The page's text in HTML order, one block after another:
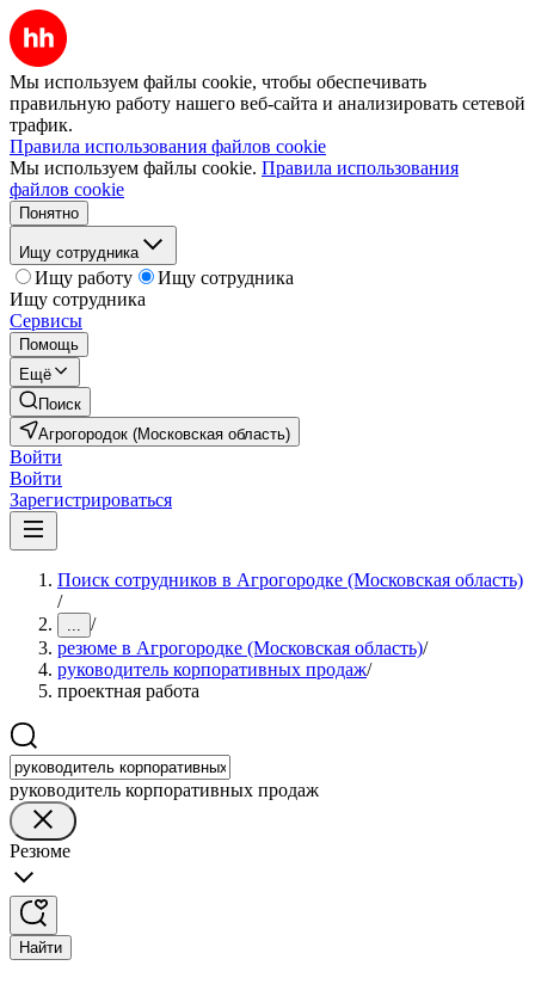
Мы используем файлы cookie, чтобы обеспечивать
правильную работу нашего веб-сайта и анализировать сетевой
трафик.
Правила использования файлов cookie
Мы используем файлы cookie. Правила использования
файлов cookie
Понятно
Ищу сотрудника
Ищу работу
Ищу сотрудника
Ищу сотрудника
Сервисы
Помощь
Ещё
Поиск
Агрогородок (Московская область)
Войти
Войти
Зарегистрироваться
Поиск сотрудников в Агрогородке (Московская область)
/
... /
резюме в Агрогородке (Московская область)/
руководитель корпоративных продаж/
проектная работа
руководитель корпоративных продаж
Резюме
Найти